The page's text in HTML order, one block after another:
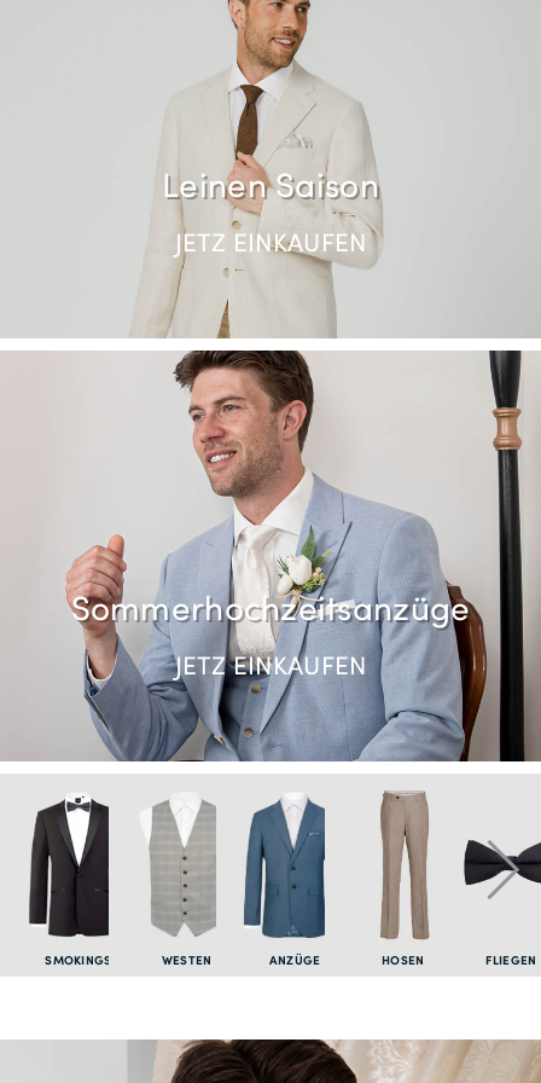
JETZ EINKAUFEN
Leinen Saison
JETZ EINKAUFEN
Sommerhochzeitsanzüge
JETZ EINKAUFEN
SMOKINGS WESTEN ANZÜGE HOSEN FLIEGEN